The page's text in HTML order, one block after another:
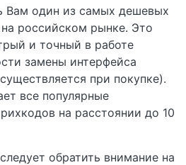
один из самых дешевых
российском рынке. Это
и точный в работе
замены интерфейса
при покупке).
все популярные
на расстоянии до 10
обратить внимание на